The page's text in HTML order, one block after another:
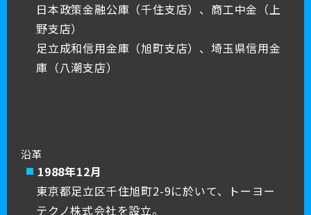
日本政策金融公庫（千住支店）、商工中金（上
野支店）
足立成和信用金庫（旭町支店）、埼玉県信用金
庫（八潮支店）
沿革
1988年12月
東京都足立区千住旭町2-9に於いて、トーヨー
テクノ株式会社を設立。